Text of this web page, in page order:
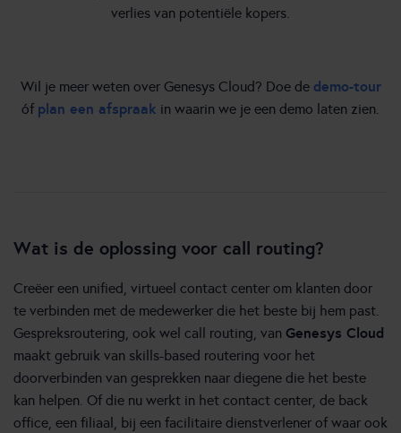
verlies van potentiële kopers.
Wil je meer weten over Genesys Cloud? Doe de demo-tour
óf plan een afspraak in waarin we je een demo laten zien.
Wat is de oplossing voor call routing?
Creëer een unified, virtueel contact center om klanten door
te verbinden met de medewerker die het beste bij hem past.
Gespreksroutering, ook wel call routing, van Genesys Cloud
maakt gebruik van skills-based routering voor het
doorverbinden van gesprekken naar diegene die het beste
kan helpen. Of die nu werkt in het contact center, de back
office, een filiaal, bij een facilitaire dienstverlener of waar ook